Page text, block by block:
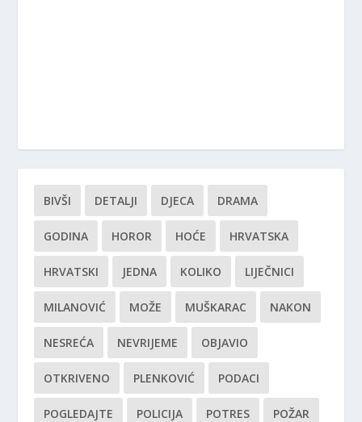
BIVŠI DETALJI DJECA DRAMA
GODINA HOROR HOĆE HRVATSKA
HRVATSKI JEDNA KOLIKO LIJEČNICI
MILANOVIĆ MOŽE MUŠKARAC NAKON
NESREĆA NEVRIJEME OBJAVIO
OTKRIVENO PLENKOVIĆ PODACI
POGLEDAJTE POLICIJA POTRES POŽAR